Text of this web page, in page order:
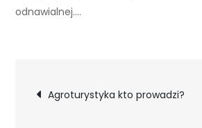
odnawialnej.…
Nawigacja
Agroturystyka kto prowadzi?